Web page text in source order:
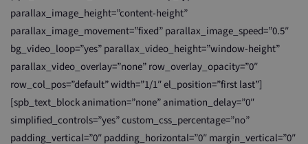
parallax_image_height=”content-height”
parallax_image_movement=”fixed” parallax_image_speed=”0.5″
bg_video_loop=”yes” parallax_video_height=”window-height”
parallax_video_overlay=”none” row_overlay_opacity=”0″
row_col_pos=”default” width=”1/1″ el_position=”first last”]
[spb_text_block animation=”none” animation_delay=”0″
simplified_controls=”yes” custom_css_percentage=”no”
padding_vertical=”0″ padding_horizontal=”0″ margin_vertical=”0″